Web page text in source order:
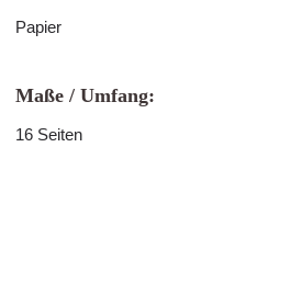
Papier
Maße / Umfang:
16 Seiten